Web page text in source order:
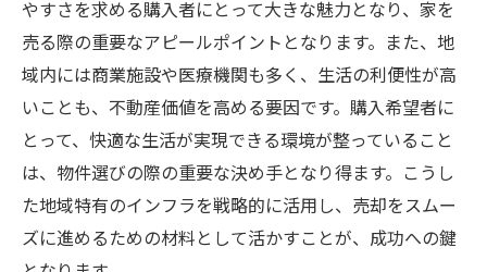
やすさを求める購入者にとって大きな魅力となり、家を
売る際の重要なアピールポイントとなります。また、地
域内には商業施設や医療機関も多く、生活の利便性が高
いことも、不動産価値を高める要因です。購入希望者に
とって、快適な生活が実現できる環境が整っていること
は、物件選びの際の重要な決め手となり得ます。こうし
た地域特有のインフラを戦略的に活用し、売却をスムー
ズに進めるための材料として活かすことが、成功への鍵